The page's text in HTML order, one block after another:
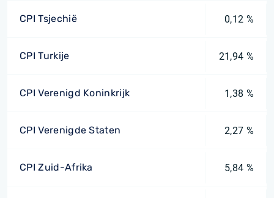
CPI Tsjechië 0,12 %
CPI Turkije 21,94 %
CPI Verenigd Koninkrijk 1,38 %
CPI Verenigde Staten 2,27 %
CPI Zuid-Afrika 5,84 %